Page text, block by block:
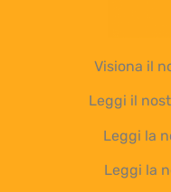
Visiona il
Leggi il
Leggi la
Leggi la